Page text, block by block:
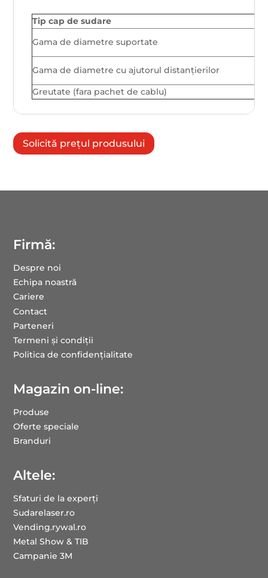
Tip cap de sudare
Gama de diametre suportate
Gama de diametre cu ajutorul distanțierilor
Greutate (fara pachet de cablu)
Solicită prețul produsului
Firmă:
Despre noi
Echipa noastră
Cariere
Contact
Parteneri
Termeni și condiții
Politica de confidențialitate
Magazin on-line:
Produse
Oferte speciale
Branduri
Altele:
Sfaturi de la experți
Sudarelaser.ro
Vending.rywal.ro
Metal Show & TIB
Campanie 3M